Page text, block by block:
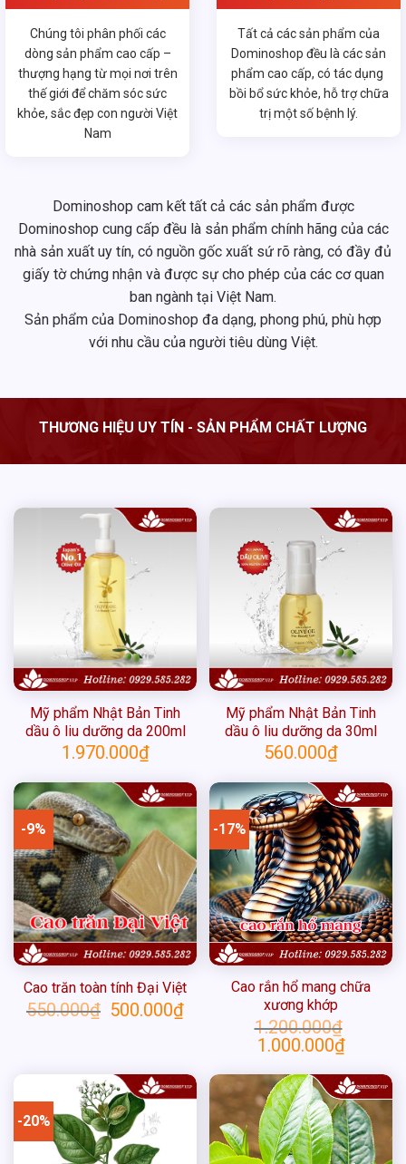
Chúng tôi phân phối các
dòng sản phẩm cao cấp –
thượng hạng từ mọi nơi trên
thế giới để chăm sóc sức
khỏe, sắc đẹp con người Việt
Nam
Tất cả các sản phẩm của
Dominoshop đều là các sản
phẩm cao cấp, có tác dụng
bồi bổ sức khỏe, hỗ trợ chữa
trị một số bệnh lý.
Dominoshop cam kết tất cả các sản phẩm được
Dominoshop cung cấp đều là sản phẩm chính hãng của các
nhà sản xuất uy tín, có nguồn gốc xuất sứ rõ ràng, có đầy đủ
giấy tờ chứng nhận và được sự cho phép của các cơ quan
ban ngành tại Việt Nam.
Sản phẩm của Dominoshop đa dạng, phong phú, phù hợp
với nhu cầu của người tiêu dùng Việt.
THƯƠNG HIỆU UY TÍN - SẢN PHẨM CHẤT LƯỢNG
Mỹ phẩm Nhật Bản Tinh
dầu ô liu dưỡng da 200ml
1.970.000₫
Mỹ phẩm Nhật Bản Tinh
dầu ô liu dưỡng da 30ml
560.000₫
-9%
Cao trăn toàn tính Đại Việt
550.000₫
Giá
gốc
500.000₫Giá
-17%
Cao rắn hổ mang chữa
xương khớp
1.200.000₫
Giá
gốc
là:
1.200.000₫.
1.000.000₫Giá
hiện
tại
là:
-20%